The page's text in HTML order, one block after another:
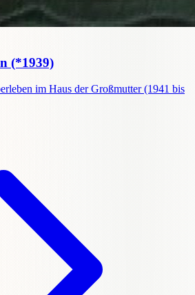
(*1939)
im Haus der Großmutter (1941 bis